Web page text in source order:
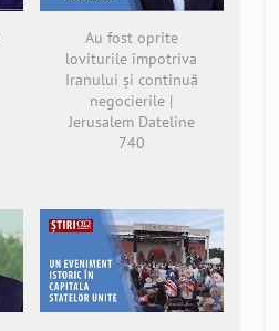
Au fost oprite
loviturile împotriva
Iranului și continuă
negocierile |
Jerusalem Dateline
740